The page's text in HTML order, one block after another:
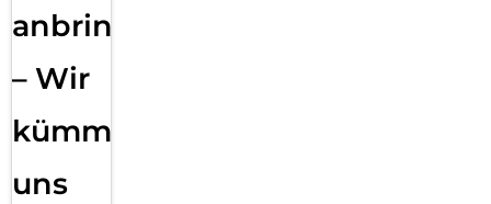
anbringen
– Wir
kümmern
uns